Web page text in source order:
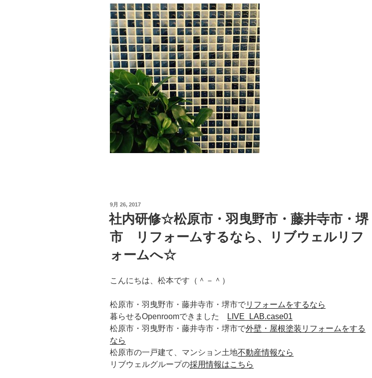
投
稿
日:
9月 26, 2017
社内研修☆松原市・羽曳野市・藤井寺市・堺
市 リフォームするなら、リブウェルリフ
ォームへ☆
こんにちは、松本です（＾－＾）
松原市・羽曳野市・藤井寺市・堺市でリフォームをするなら
暮らせるOpenroomできました
LIVE_LAB.case01
松原市・羽曳野市・藤井寺市・堺市で外壁・屋根塗装リフォームをする
なら
松原市の一戸建て、マンション土地不動産情報なら
リブウェルグループの採用情報はこちら